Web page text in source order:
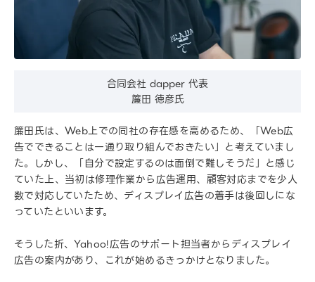
合同会社 dapper 代表
簾田 徳彦氏
簾田氏は、Web上での同社の存在感を高めるため、「Web広
告でできることは一通り取り組んでおきたい」と考えていまし
た。しかし、「自分で設定するのは面倒で難しそうだ」と感じ
ていた上、当初は修理作業から広告運用、顧客対応までを少人
数で対応していたため、ディスプレイ広告の着手は後回しにな
っていたといいます。
そうした折、Yahoo!広告のサポート担当者からディスプレイ
広告の案内があり、これが始めるきっかけとなりました。